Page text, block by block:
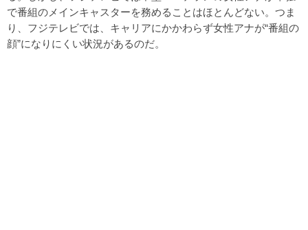
で番組のメインキャスターを務めることはほとんどない。つま
り、フジテレビでは、キャリアにかかわらず女性アナが“番組の
顔”になりにくい状況があるのだ。